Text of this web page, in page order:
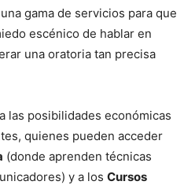
gama de servicios para que
escénico de hablar en
una oratoria tan precisa
las posibilidades económicas
quienes pueden acceder
(donde aprenden técnicas
y a los Cursos